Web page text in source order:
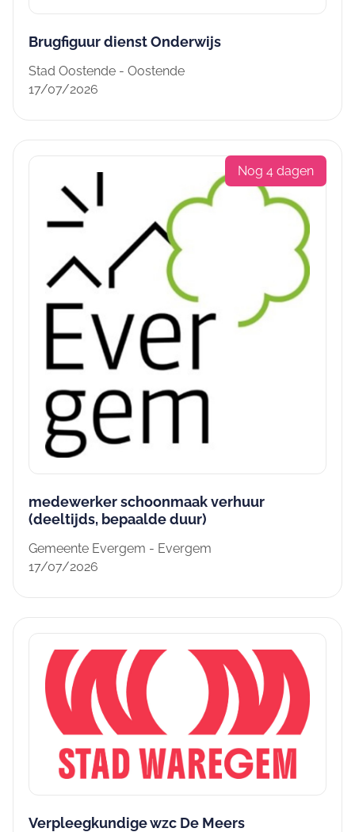
Brugfiguur dienst Onderwijs
Stad Oostende - Oostende
17/07/2026
Nog 4 dagen
medewerker schoonmaak verhuur
(deeltijds, bepaalde duur)
Gemeente Evergem - Evergem
17/07/2026
Verpleegkundige wzc De Meers